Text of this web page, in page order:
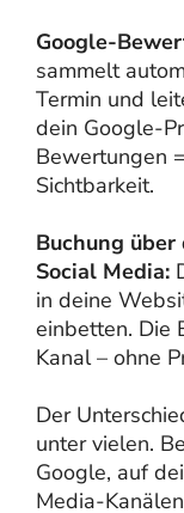
Google-
sammelt
Termin und
dein Google-
Bewertungen
Sichtbarkeit.
Buchung
Social Media:
in deine
einbetten. Die
Kanal – ohne
Der
unter vielen.
Google, auf
Media-